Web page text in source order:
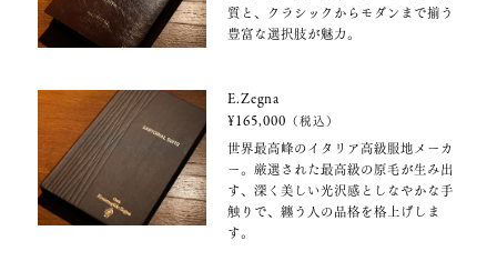
質と、クラシックからモダンまで揃う
豊富な選択肢が魅力。
E.Zegna
¥165,000 （税込）
世界最高峰のイタリア高級服地メーカ
ー。厳選された最高級の原毛が生み出
す、深く美しい光沢感としなやかな手
触りで、纏う人の品格を格上げしま
す。